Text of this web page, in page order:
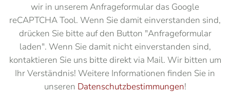
wir in unserem Anfrageformular das Google
reCAPTCHA Tool. Wenn Sie damit einverstanden sind,
drücken Sie bitte auf den Button "Anfrageformular
laden". Wenn Sie damit nicht einverstanden sind,
kontaktieren Sie uns bitte direkt via Mail. Wir bitten um
Ihr Verständnis! Weitere Informationen finden Sie in
unseren Datenschutzbestimmungen!